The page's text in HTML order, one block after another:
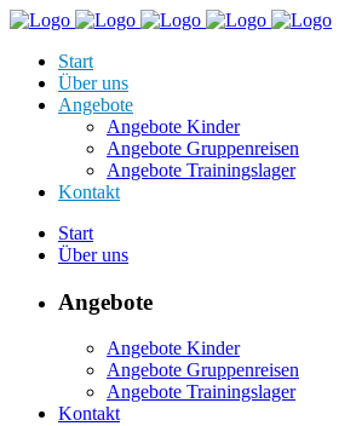
Start
Über uns
Angebote
Angebote Kinder
Angebote Gruppenreisen
Angebote Trainingslager
Kontakt
Start
Über uns
Angebote
Angebote Kinder
Angebote Gruppenreisen
Angebote Trainingslager
Kontakt